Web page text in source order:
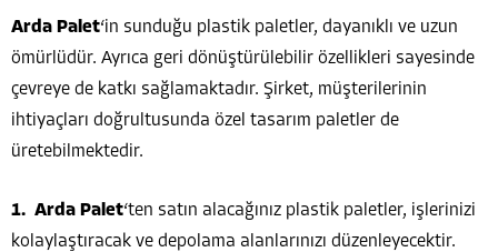
Arda Palet‘in sunduğu plastik paletler, dayanıklı ve uzun
ömürlüdür. Ayrıca geri dönüştürülebilir özellikleri sayesinde
çevreye de katkı sağlamaktadır. Şirket, müşterilerinin
ihtiyaçları doğrultusunda özel tasarım paletler de
üretebilmektedir.
Arda Palet‘ten satın alacağınız plastik paletler, işlerinizi
kolaylaştıracak ve depolama alanlarınızı düzenleyecektir.